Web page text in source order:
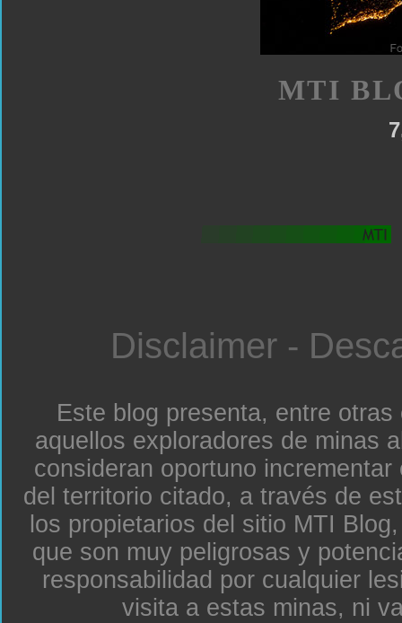
MTI
Disclaimer -
Este blog presenta, entre
aquellos exploradores de minas
consideran oportuno
del territorio citado, a través de
los propietarios del sitio MTI
que son muy peligrosas y
responsabilidad por cualquier
visita a estas minas, ni